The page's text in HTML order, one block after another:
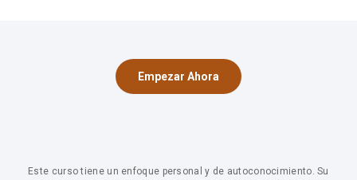
Empezar Ahora
Este curso tiene un enfoque personal y de autoconocimiento. Su